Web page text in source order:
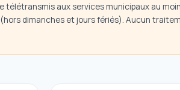
télétransmis aux services municipaux au
dimanches et jours fériés). Aucun